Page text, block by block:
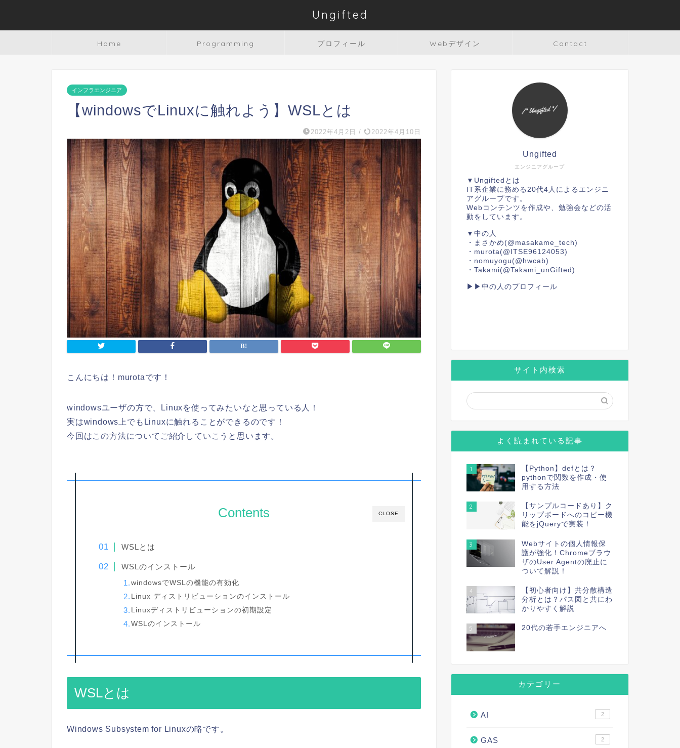
Ungifted
Home Programming プロフィール Webデザイン Contact
インフラエンジニア
【windowsでLinuxに触れよう】WSLとは
2022年4月2日 / 2022年4月10日
こんにちは！murotaです！
windowsユーザの方で、Linuxを使ってみたいなと思っている人！
実はwindows上でもLinuxに触れることができるのです！
今回はこの方法についてご紹介していこうと思います。
CLOSE
Contents
WSLとは
WSLのインストール
windowsでWSLの機能の有効化
Linux ディストリビューションのインストール
Linuxディストリビューションの初期設定
WSLのインストール
WSLとは
Windows Subsystem for Linuxの略です。
エンジニアグループ
Ungifted
▼Ungiftedとは
IT系企業に務める20代4人によるエンジニ
アグループです。
Webコンテンツを作成や、勉強会などの活
動をしています。
▼中の人
・まさかめ (@masakame_tech)
・murota(@ITSE96124053)
・nomuyogu (@hwcab)
・Takami(@Takami_unGifted)
▶▶中の人のプロフィール
サイト内検索
よく読まれている記事
1
【Python】defとは？
pythonで関数を作成・使
用する方法
2
【サンプルコードあり】ク
リップボードへのコピー機
能をjQueryで実装！
3
Webサイトの個人情報保
護が強化！Chromeブラウ
ザのUser Agentの廃止に
ついて解説！
4
【初心者向け】共分散構造
分析とは？パス図と共にわ
かりやすく解説
5 20代の若手エンジニアへ
カテゴリー
AI 2
GAS 2